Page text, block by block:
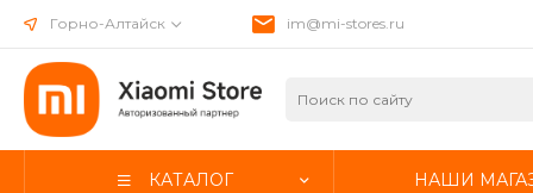
Горно-Алтайск im@mi-stores.ru
КАТАЛОГ НАШИ